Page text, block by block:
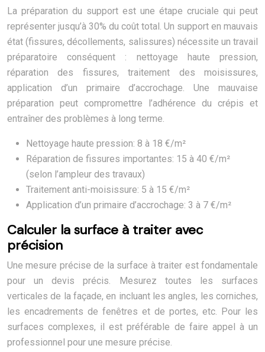
La préparation du support est une étape cruciale qui peut
représenter jusqu’à 30% du coût total. Un support en mauvais
état (fissures, décollements, salissures) nécessite un travail
préparatoire conséquent : nettoyage haute pression,
réparation des fissures, traitement des moisissures,
application d’un primaire d’accrochage. Une mauvaise
préparation peut compromettre l’adhérence du crépis et
entraîner des problèmes à long terme.
Nettoyage haute pression: 8 à 18 €/m²
Réparation de fissures importantes: 15 à 40 €/m²
(selon l’ampleur des travaux)
Traitement anti-moisissure: 5 à 15 €/m²
Application d’un primaire d’accrochage: 3 à 7 €/m²
Calculer la surface à traiter avec
précision
Une mesure précise de la surface à traiter est fondamentale
pour un devis précis. Mesurez toutes les surfaces
verticales de la façade, en incluant les angles, les corniches,
les encadrements de fenêtres et de portes, etc. Pour les
surfaces complexes, il est préférable de faire appel à un
professionnel pour une mesure précise.